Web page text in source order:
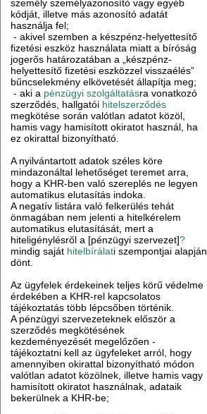
személy személyazonosító vagy egyéb
kódját, illetve más azonosító adatát
használja fel;
- akivel szemben a készpénz-helyettesítő
fizetési eszköz használata miatt a bíróság
jogerős határozatában a „készpénz-
helyettesítő fizetési eszközzel visszaélés”
bűncselekmény elkövetését állapítja meg;
- aki a pénzügyi szolgáltatásra vonatkozó
szerződés, hallgatói hitelszerződés
megkötése során valótlan adatot közöl,
hamis vagy hamisított okiratot használ, ha
ez okirattal bizonyítható.
A nyilvántartott adatok széles köre
mindazonáltal lehetőséget teremet arra,
hogy a KHR-ben való szereplés ne legyen
automatikus elutasítás indoka.
A negatív listára való felkerülés tehát
önmagában nem jelenti a hitelkérelem
automatikus elutasítását, mert a
hiteligénylésről a [pénzügyi szervezet]?
mindig saját hitelbírálati szempontjai alapján
dönt.
Az ügyfelek érdekeinek teljes körű védelme
érdekében a KHR-rel kapcsolatos
tájékoztatás több lépcsőben történik.
A pénzügyi szervezeteknek először a
szerződés megkötésének
kezdeményezését megelőzően -
tájékoztatni kell az ügyfeleket arról, hogy
amennyiben okirattal bizonyítható módon
valótlan adatot közölnek, illetve hamis vagy
hamisított okiratot használnak, adataik
bekerülnek a KHR-be;